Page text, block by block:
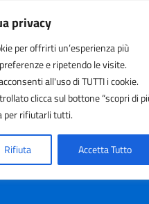
privacy
per offrirti un’esperienza più
e ripetendo le visite.
all'uso di TUTTI i cookie.
clicca sul bottone “scopri di
per rifiutarli tutti.
Rifiuta Accetta Tutto
Istituto Comprensivo
Via Agnesi
Via Stadio 13, Desio (MB)